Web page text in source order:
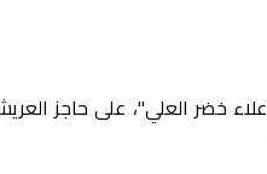
خضر العلي"، على حاجز